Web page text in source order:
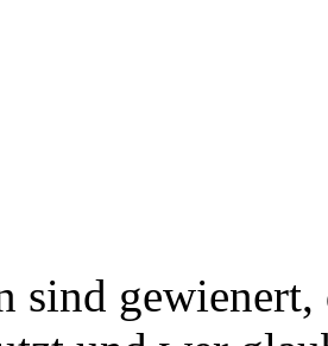
sind gewienert,